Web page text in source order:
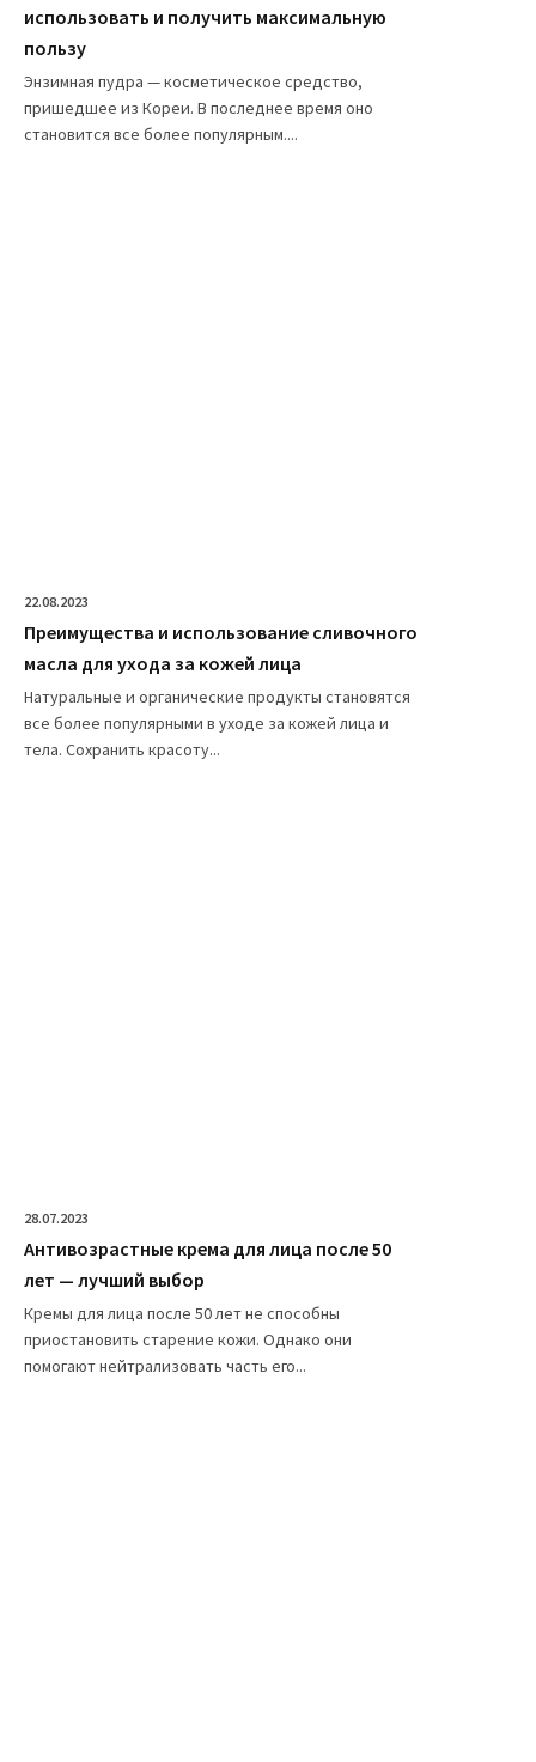
использовать и получить максимальную
пользу
Энзимная пудра — косметическое средство,
пришедшее из Кореи. В последнее время оно
становится все более популярным....
22.08.2023
Преимущества и использование сливочного
масла для ухода за кожей лица
Натуральные и органические продукты становятся
все более популярными в уходе за кожей лица и
тела. Сохранить красоту...
28.07.2023
Антивозрастные крема для лица после 50
лет — лучший выбор
Кремы для лица после 50 лет не способны
приостановить старение кожи. Однако они
помогают нейтрализовать часть его...